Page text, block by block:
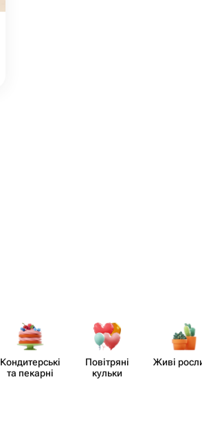
Кондит​ерські
та пекарні
Повітряні
кульки
Живі